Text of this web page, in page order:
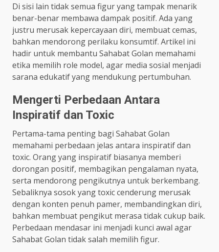
Di sisi lain tidak semua figur yang tampak menarik
benar-benar membawa dampak positif. Ada yang
justru merusak kepercayaan diri, membuat cemas,
bahkan mendorong perilaku konsumtif. Artikel ini
hadir untuk membantu Sahabat Golan memahami
etika memilih role model, agar media sosial menjadi
sarana edukatif yang mendukung pertumbuhan.
Mengerti Perbedaan Antara
Inspiratif dan Toxic
Pertama-tama penting bagi Sahabat Golan
memahami perbedaan jelas antara inspiratif dan
toxic. Orang yang inspiratif biasanya memberi
dorongan positif, membagikan pengalaman nyata,
serta mendorong pengikutnya untuk berkembang.
Sebaliknya sosok yang toxic cenderung merusak
dengan konten penuh pamer, membandingkan diri,
bahkan membuat pengikut merasa tidak cukup baik.
Perbedaan mendasar ini menjadi kunci awal agar
Sahabat Golan tidak salah memilih figur.